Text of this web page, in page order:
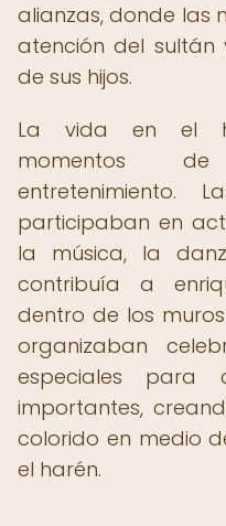
alianzas, donde las
atención del
de sus hijos.
La vida en el
momentos
entretenimiento.
participaban en
la música, la
contribuía a
dentro de los
organizaban
especiales para
importantes,
colorido en medio
el harén.